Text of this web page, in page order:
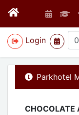
Login
>
Parkhotel